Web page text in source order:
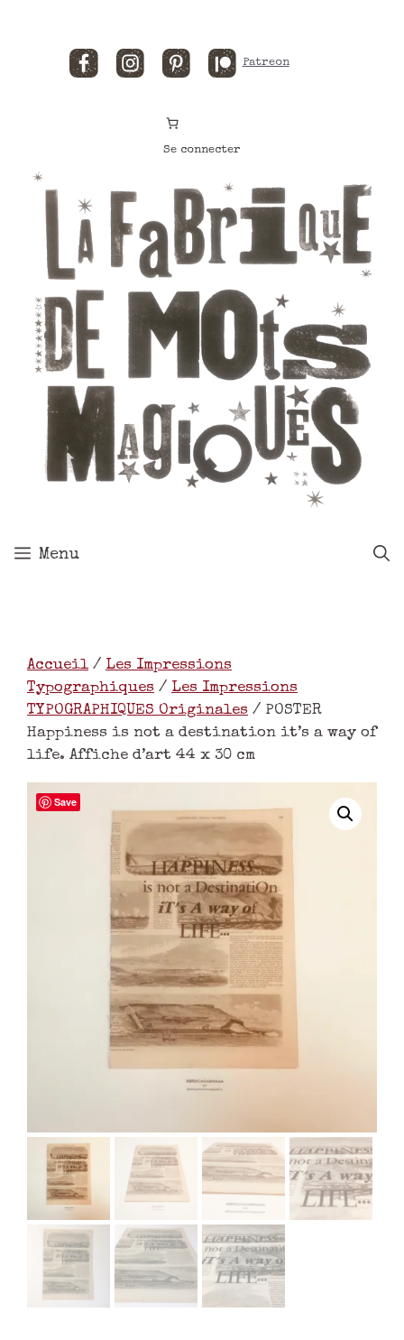
FacebookInstagramPinterestPatreon
Se connecter
Menu
Accueil/ Les Impressions
Typographiques / Les Impressions
TYPOGRAPHIQUES Originales / POSTER
Happiness is not a destination it’s a way of
life. Affiche d’art 44 x 30 cm
Save